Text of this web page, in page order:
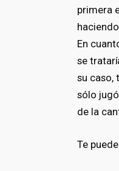
primera
En
se
su caso,
sólo
de la
Te